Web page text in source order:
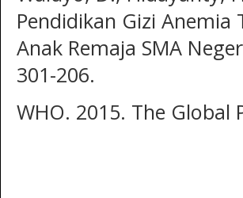
Pendidikan Gizi
Anak Remaja SMA
301-206.
WHO. 2015. The Global